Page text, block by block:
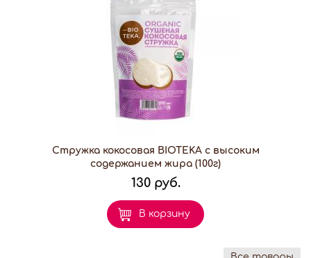
Стружка кокосовая BIOTEKA с высоким
содержанием жира (100г)
130 руб.
В корзину